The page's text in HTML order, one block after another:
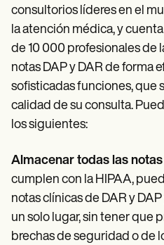
consultorios líderes en el
la atención médica, y
de 10 000 profesionales de
notas DAP y DAR de forma
sofisticadas funciones, que
calidad de su consulta.
los siguientes:
Almacenar todas las notas
cumplen con la HIPAA,
notas clínicas de DAR y
un solo lugar, sin tener que
brechas de seguridad o de